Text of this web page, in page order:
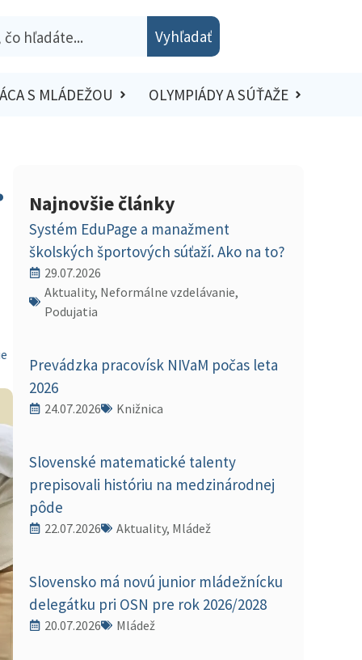
Vyhľadať
S MLÁDEŽOU OLYMPIÁDY A SÚŤAŽE
Najnovšie články
Systém EduPage a manažment
školských športových súťaží. Ako na to?
29.07.2026
Aktuality, Neformálne vzdelávanie,
Podujatia
Prevádzka pracovísk NIVaM počas leta
2026
24.07.2026 Knižnica
Slovenské matematické talenty
prepisovali históriu na medzinárodnej
pôde
22.07.2026 Aktuality, Mládež
Slovensko má novú junior mládežnícku
delegátku pri OSN pre rok 2026/2028
20.07.2026 Mládež